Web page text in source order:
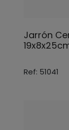
Jarrón
Ref: 51041